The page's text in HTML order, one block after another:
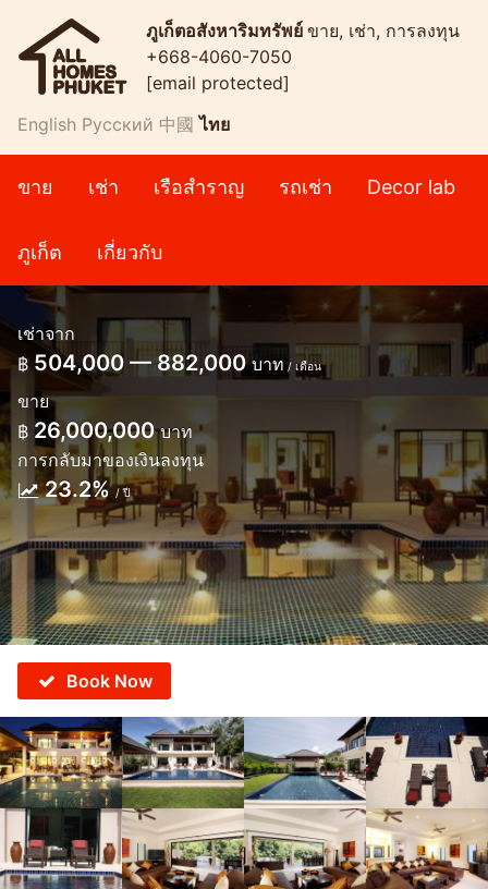
ภูเก็ตอสังหาริมทรัพย์ ขาย, เช่า, การลงทุน
+668-4060-7050
[email protected]
English Русский 中國 ไทย
ขาย เช่า เรือสำราญ รถเช่า Decor lab
ภูเก็ต เกี่ยวกับ
เช่าจาก
฿ 504,000 — 882,000บาท / เดือน
ขาย
฿ 26,000,000บาท
การกลับมาของเงินลงทุน
23.2%/ ปี
Book Now